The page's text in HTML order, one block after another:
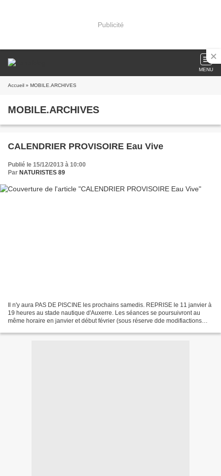
Publicité
MENU
Accueil » MOBILE.ARCHIVES
MOBILE.ARCHIVES
CALENDRIER PROVISOIRE Eau Vive
Publié le 15/12/2013 à 10:00
Par NATURISTES 89
Il n'y aura PAS DE PISCINE les prochains samedis. REPRISE le 11 janvier à
19 heures au stade nautique d'Auxerre. Les séances se poursuivront au
même horaire en janvier et début février (sous réserve dde modifiactions